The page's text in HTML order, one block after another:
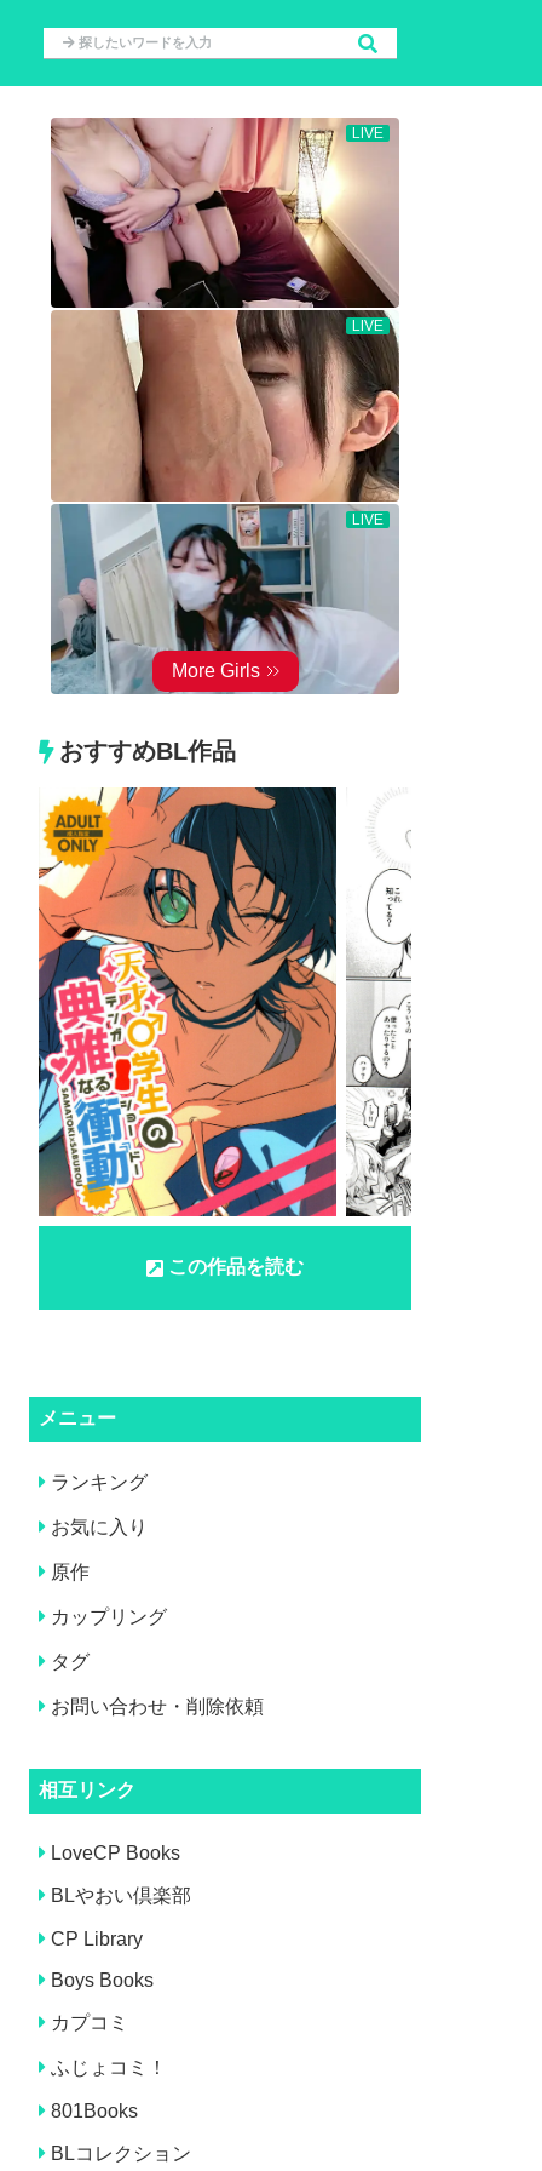
おすすめBL作品
この作品を読む
メニュー
ランキング
お気に入り
原作
カップリング
タグ
お問い合わせ・削除依頼
相互リンク
LoveCP Books
BLやおい倶楽部
CP Library
Boys Books
カプコミ
ふじょコミ！
801Books
BLコレクション